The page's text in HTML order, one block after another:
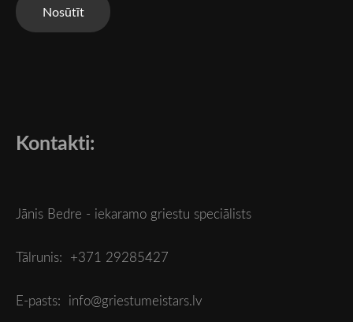
Kontakti:
Jānis Bedre - iekaramo griestu speciālists
Tālrunis: +371 29285427
E-pasts: info@griestumeistars.lv